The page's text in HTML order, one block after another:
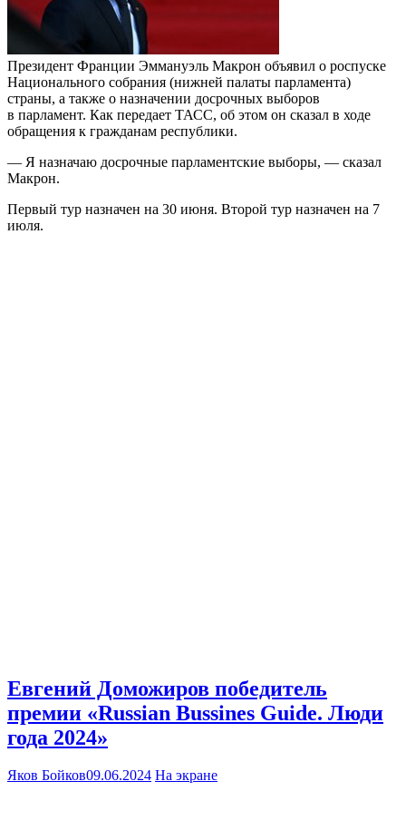
Президент Франции Эммануэль Макрон объявил о роспуске
Национального собрания (нижней палаты парламента)
страны, а также о назначении досрочных выборов
в парламент. Как передает ТАСС, об этом он сказал в ходе
обращения к гражданам республики.
— Я назначаю досрочные парламентские выборы, — сказал
Макрон.
Первый тур назначен на 30 июня. Второй тур назначен на 7
июля.
Евгений Доможиров победитель
премии «Russian Bussines Guide. Люди
года 2024»
Яков Бойков09.06.2024 На экране